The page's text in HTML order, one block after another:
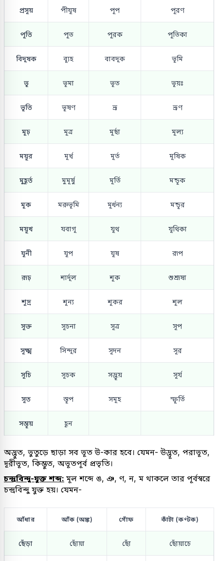
প্রসূয় পীযূষ পূপ পূরণ
পূতি পূত পূরক পূতিকা
বিদূষক ব্যূহ বাবদূক ভূমি
ভূ ভূমা ভূত ভূয়ঃ
ভূতি ভূষণ ভ্রূ ভ্রূণ
মূঢ় মূত্র মূর্ছা মূল্য
ময়ূর মূর্খ মূর্ত মূষিক
মুহূর্ত মুমূর্ষু মূর্তি মন্ডূক
মূক মরুভূমি মূর্ধন্য মন্ডূর
ময়ূখ যবাগূ যূথ যূথিকা
যূনী যূপ যূষ রূপ
রূঢ় শার্দূল শূক শুশ্রূষা
শূদ্র শূন্য শূকর শূল
সূক্ত সূচনা সূত্র সূপ
সূক্ষ্ম সিন্দূর সূদন সূর
সূচি সূচক সদ্ভূয় সূর্য
সূত স্তূপ সমূহ স্ফূর্তি
সম্ভূয় হূন
অদ্ভুত, ভুতুড়ে ছাড়া সব ভূত উ-কার হবে। যেমন- উদ্ভূত, পরাভূত,
দূরীভূত, কিম্ভুত, অভূতপূর্ব প্রভৃতি।
চন্দ্রবিন্দু-যুক্ত শব্দ: মূল শব্দে ঙ, ঞ, ণ, ন, ম থাকলে তার পূর্বস্বরে
চন্দ্রবিন্দু যুক্ত হয়। যেমন-
আঁধার আঁক (অঙ্ক) গোঁফ কাঁটা (কণ্টক)
ছেঁড়া ছোঁয়া ছোঁ ছোঁয়াচে